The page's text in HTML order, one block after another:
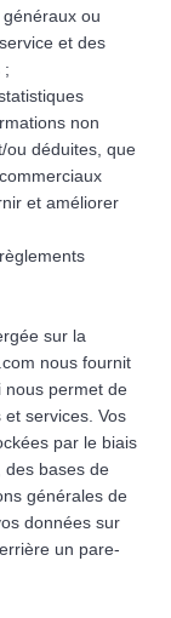
ou
et des
;
non
ou déduites, que
et améliorer
sur la
nous fournit
nous permet de
services. Vos
par le biais
des bases de
générales de
données sur
un pare-